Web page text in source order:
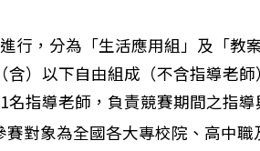
行，分為「生活應用組」及「教
含）以下自由組成（不含指導老
名指導老師，負責競賽期間之指導
賽對象為全國各大專校院、高中